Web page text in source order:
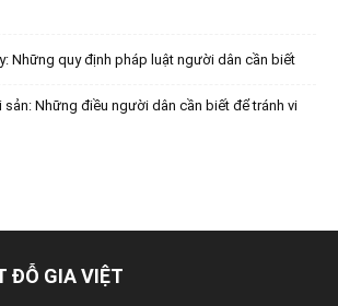
Những quy định pháp luật người dân cần biết
sản: Những điều người dân cần biết để tránh vi
ĐỖ GIA VIỆT